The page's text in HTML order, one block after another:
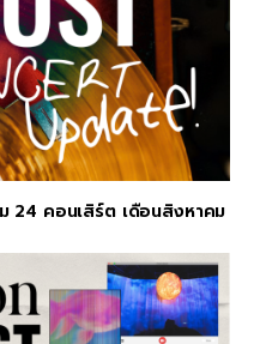
คอนเสิร์ต เดือนสิงหาคม